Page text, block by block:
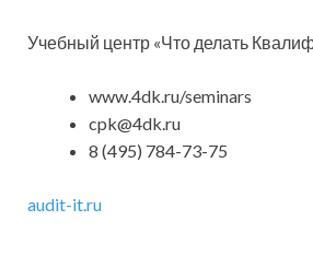
Учебный центр «Что делать
www.4dk.ru/seminars
cpk@4dk.ru
8 (495) 784-73-75
audit-it.ru